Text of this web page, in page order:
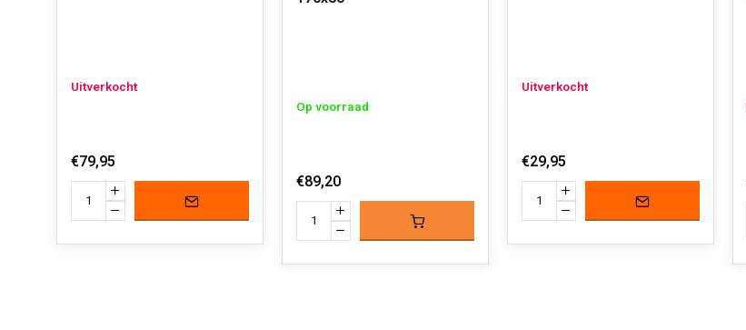
Uitverkocht
€79,95
Op voorraad
€89,20
Uitverkocht
€29,95